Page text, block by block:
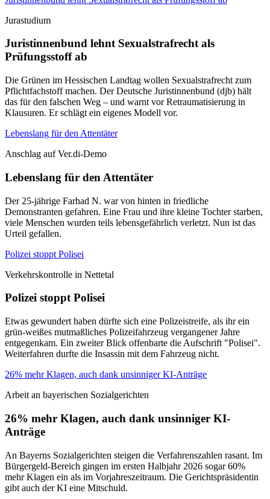
Jurastudium
Juristinnenbund lehnt Sexualstrafrecht als
Prüfungsstoff ab
Die Grünen im Hessischen Landtag wollen Sexualstrafrecht zum
Pflichtfachstoff machen. Der Deutsche Juristinnenbund (djb) hält
das für den falschen Weg – und warnt vor Retraumatisierung in
Klausuren. Er schlägt ein eigenes Modell vor.
Lebenslang für den Attentäter
Anschlag auf Ver.di-Demo
Lebenslang für den Attentäter
Der 25-jährige Farhad N. war von hinten in friedliche
Demonstranten gefahren. Eine Frau und ihre kleine Tochter starben,
viele Menschen wurden teils lebensgefährlich verletzt. Nun ist das
Urteil gefallen.
Polizei stoppt Polisei
Verkehrskontrolle in Nettetal
Polizei stoppt Polisei
Etwas gewundert haben dürfte sich eine Polizeistreife, als ihr ein
grün-weißes mutmaßliches Polizeifahrzeug vergangener Jahre
entgegenkam. Ein zweiter Blick offenbarte die Aufschrift "Polisei".
Weiterfahren durfte die Insassin mit dem Fahrzeug nicht.
26% mehr Klagen, auch dank unsinniger KI-Anträge
Arbeit an bayerischen Sozialgerichten
26% mehr Klagen, auch dank unsinniger KI-
Anträge
An Bayerns Sozialgerichten steigen die Verfahrenszahlen rasant. Im
Bürgergeld-Bereich gingen im ersten Halbjahr 2026 sogar 60%
mehr Klagen ein als im Vorjahreszeitraum. Die Gerichtspräsidentin
gibt auch der KI eine Mitschuld.